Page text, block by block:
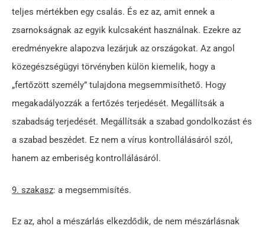
teljes mértékben egy csalás. És ez az, amit ennek a
zsarnokságnak az egyik kulcsaként használnak. Ezekre az
eredményekre alapozva lezárjuk az országokat. Az angol
közegészségügyi törvényben külön kiemelik, hogy a
„fertőzött személy” tulajdona megsemmisíthető. Hogy
megakadályozzák a fertőzés terjedését. Megállítsák a
szabadság terjedését. Megállítsák a szabad gondolkozást és
a szabad beszédet. Ez nem a vírus kontrollálásáról szól,
hanem az emberiség kontrollálásáról.
9. szakasz: a megsemmisítés.
Ez az, ahol a mészárlás elkezdődik, de nem mészárlásnak